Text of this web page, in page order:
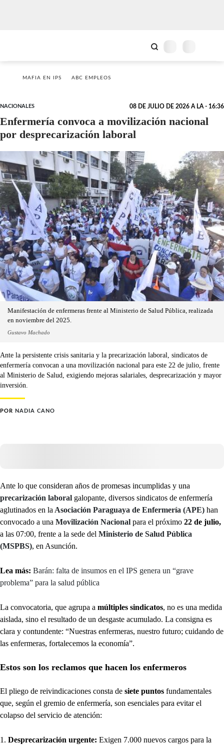
MAFIA EN IPS ABC EMPLEOS
NACIONALES 08 DE JULIO DE 2026 A LA - 16:36
Enfermería convoca a movilización nacional
por desprecarización laboral
Manifestación de enfermeras frente al Ministerio de Salud Pública, realizada
en noviembre del 2025.
Gustavo Machado
Ante la persistente crisis sanitaria y la precarización laboral, sindicatos de
enfermería convocan a una movilización nacional para este 22 de julio, frente
al Ministerio de Salud, exigiendo mejoras salariales, desprecarización y mayor
inversión.
POR NADIA CANO
Ante lo que consideran años de promesas incumplidas y una
precarización laboral galopante, diversos sindicatos de enfermería
aglutinados en la Asociación Paraguaya de Enfermería (APE) han
convocado a una Movilización Nacional para el próximo 22 de julio,
a las 07:00, frente a la sede del Ministerio de Salud Pública
(MSPBS), en Asunción.
Lea más: Barán: falta de insumos en el IPS genera un “grave
problema” para la salud pública
La convocatoria, que agrupa a múltiples sindicatos, no es una medida
aislada, sino el resultado de un desgaste acumulado. La consigna es
clara y contundente: “Nuestras enfermeras, nuestro futuro; cuidando de
las enfermeras, fortalecemos la economía”.
Estos son los reclamos que hacen los enfermeros
El pliego de reivindicaciones consta de siete puntos fundamentales
que, según el gremio de enfermería, son esenciales para evitar el
colapso del servicio de atención:
Desprecarización urgente: Exigen 7.000 nuevos cargos para la